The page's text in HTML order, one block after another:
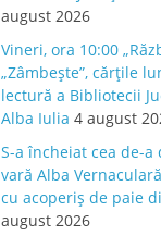
august 2026
Vineri, ora 10:00
„Zâmbește”, cărțile
lectură a Bibliotecii
Alba Iulia 4 august
S-a încheiat cea de-
vară Alba
cu acoperiș de paie
august 2026